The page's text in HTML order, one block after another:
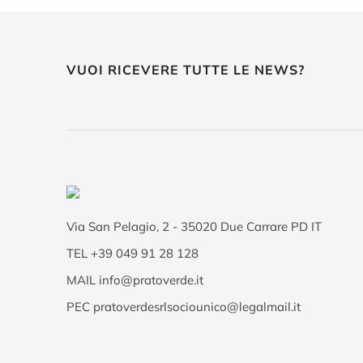
VUOI RICEVERE TUTTE LE NEWS?
Via San Pelagio, 2 - 35020 Due Carrare PD IT
TEL+39 049 91 28 128
MAIL info@pratoverde.it
PEC pratoverdesrlsociounico@legalmail.it